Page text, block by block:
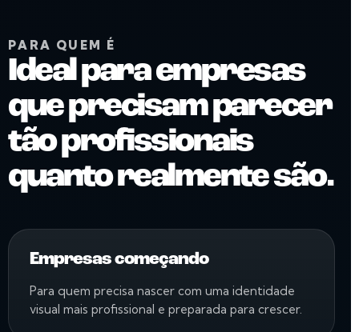
PARA QUEM É
Ideal para empresas
que precisam parecer
tão profissionais
quanto realmente são.
Empresas começando
Para quem precisa nascer com uma identidade
visual mais profissional e preparada para crescer.